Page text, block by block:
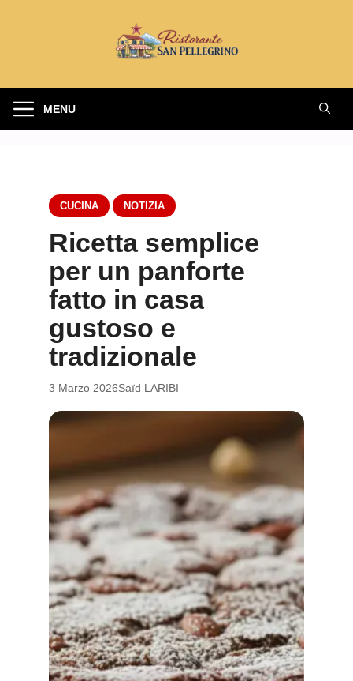
MENU
CUCINA NOTIZIA
Ricetta semplice
per un panforte
fatto in casa
gustoso e
tradizionale
3 Marzo 2026Saïd LARIBI